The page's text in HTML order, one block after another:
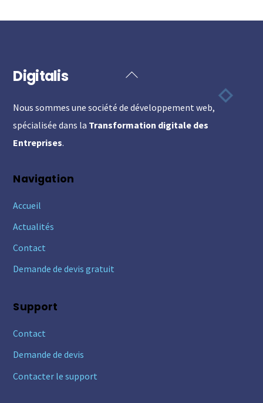
Back
Top
Digitalis
Nous sommes une société de développement web,
spécialisée dans la Transformation digitale des
Entreprises.
Navigation
Accueil
Actualités
Contact
Demande de devis gratuit
Support
Contact
Demande de devis
Contacter le support